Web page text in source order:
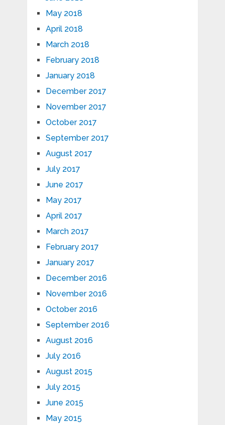
May 2018
April 2018
March 2018
February 2018
January 2018
December 2017
November 2017
October 2017
September 2017
August 2017
July 2017
June 2017
May 2017
April 2017
March 2017
February 2017
January 2017
December 2016
November 2016
October 2016
September 2016
August 2016
July 2016
August 2015
July 2015
June 2015
May 2015